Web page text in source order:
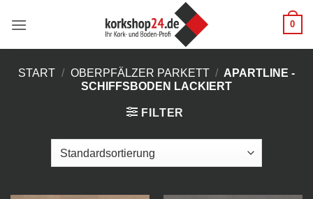
Inhalt
0
START / OBERPFÄLZER PARKETT / APARTLINE -
SCHIFFSBODEN LACKIERT
FILTER